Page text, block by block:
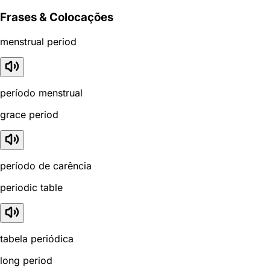
Frases & Colocações
menstrual period
período menstrual
grace period
período de carência
periodic table
tabela periódica
long period